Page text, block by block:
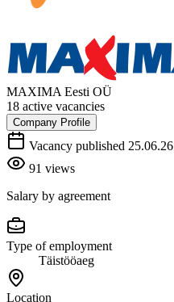
MAXIMA Eesti OÜ
18 active vacancies
Company Profile
Vacancy published 25.06.26
91 views
Salary by agreement
Type of employment
Täistööaeg
Location